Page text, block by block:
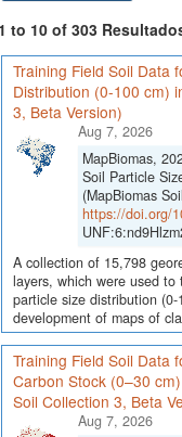
to 10 of 303
Training Field Soil Data
Distribution (0-100 cm)
3, Beta Version)
Aug 7, 2026
MapBiomas,
Soil Particle
(MapBiomas
https://doi.org/
A collection of 15,798
layers, which were used to
particle size distribution
development of maps of
Training Field Soil Data
Carbon Stock (0–30
Soil Collection 3, Beta
Aug 7, 2026